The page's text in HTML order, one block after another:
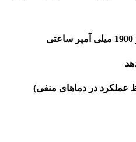
عملکرد در دماهای منفی)